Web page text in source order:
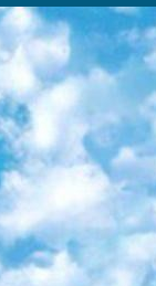
старших классов всегда может пригодиться. 9. Edutainme Ещё один ресурс об образовании. В отличие от Newtonew, как мне кажется, Edutainme больше ориентируется на представителей индустрии: педагогов, предпринимателей, разработчиков образовательных проектов. Но и любой, кто просто стремится к саморазвитию, найдёт на сайте много полезного и интересного для себя. Например, информацию о новых курсах и образовательных сервисах. 10. Newtonew Онлайн-медиа об образовании и обучении в широком смысле. Авторы Newtonew пишут об инструментах, заведениях, тактиках и стратегиях, которые помогают учить других и получать новые знания самостоятельно. На этой площадке вы найдёте новости, обзоры, аналитические мат